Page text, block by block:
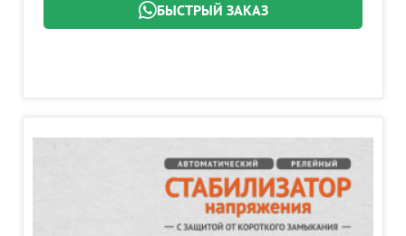
БЫСТРЫЙ ЗАКАЗ